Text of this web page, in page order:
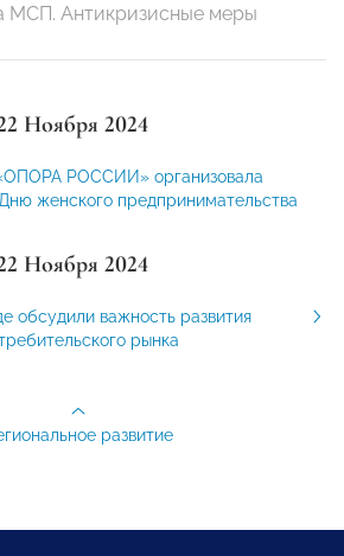
МСП. Антикризисные меры
Ноября 2024
РОССИИ» организовала
женского предпринимательства
Ноября 2024
обсудили важность развития
рынка
развитие